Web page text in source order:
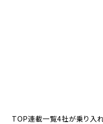
TOP連載一覧4社が乗り入